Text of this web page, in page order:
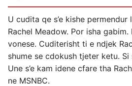
U cudita qe s’e kishe
Rachel Meadow. Por isha
vonese. Cuditerisht ti e ndjek
shume se cdokush tjeter ketu.
Une s’e kam idene cfare tha
ne MSNBC.